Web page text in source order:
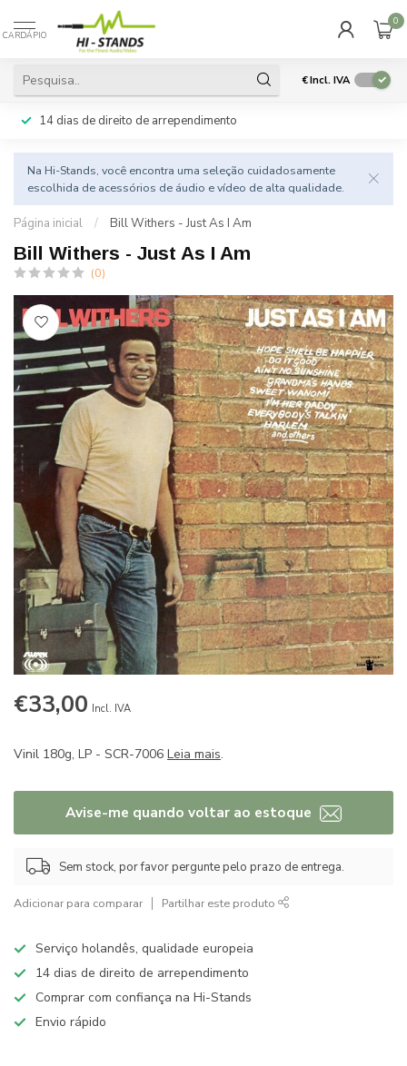
CARDÁPIO
0
€Incl. IVA
14 dias de direito de arrependimento
Na Hi-Stands, você encontra uma seleção cuidadosamente
escolhida de acessórios de áudio e vídeo de alta qualidade.
Página inicial / Bill Withers - Just As I Am
Bill Withers - Just As I Am
(0)
€33,00 Incl. IVA
Vinil 180g, LP - SCR-7006 Leia mais.
Avise-me quando voltar ao estoque
Sem stock, por favor pergunte pelo prazo de entrega.
Adicionar para comparar Partilhar este produto
Serviço holandês, qualidade europeia
14 dias de direito de arrependimento
Comprar com confiança na Hi-Stands
Envio rápido